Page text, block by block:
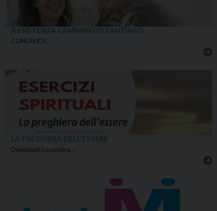
ASSISTENZA CAMMINO DI SANTIAGO
CONDIVIDI…
LA PREGHIERA DELL’ESSERE
Download: Locandina…